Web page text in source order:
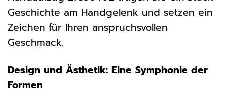
Geschichte am Handgelenk und setzen ein
Zeichen für Ihren anspruchsvollen
Geschmack.
Design und Ästhetik: Eine Symphonie der
Formen